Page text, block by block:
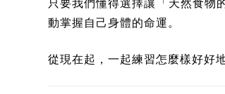
只要我們懂得選擇讓「天然食物
動掌握自己身體的命運。
從現在起，一起練習怎麼樣好好